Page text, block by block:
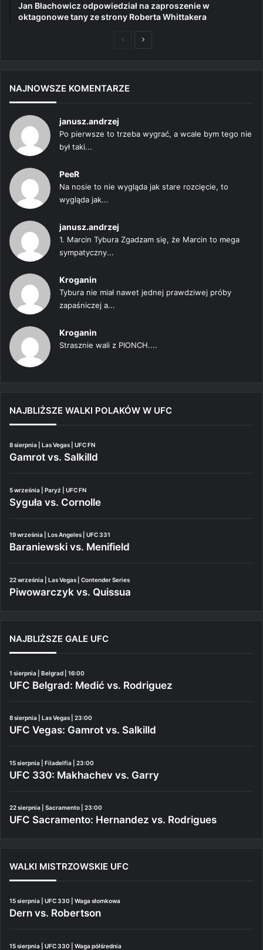
Jan Błachowicz odpowiedział na zaproszenie w
oktagonowe tany ze strony Roberta Whittakera
PoprzedniaNastępna
NAJNOWSZE KOMENTARZE
janusz.andrzej
Po pierwsze to trzeba wygrać, a wcale bym tego nie
był taki...
PeeR
Na nosie to nie wygląda jak stare rozcięcie, to
wygląda jak...
janusz.andrzej
1. Marcin Tybura Zgadzam się, że Marcin to mega
sympatyczny...
Kroganin
Tybura nie miał nawet jednej prawdziwej próby
zapaśniczej a...
Kroganin
Strasznie wali z PIONCH....
NAJBLIŻSZE WALKI POLAKÓW W UFC
8 sierpnia | Las Vegas | UFC FN
Gamrot vs. Salkilld
5 września | Paryż | UFC FN
Syguła vs. Cornolle
19 września | Los Angeles | UFC 331
Baraniewski vs. Menifield
22 września | Las Vegas | Contender Series
Piwowarczyk vs. Quissua
NAJBLIŻSZE GALE UFC
1 sierpnia | Belgrad | 16:00
UFC Belgrad: Medić vs. Rodriguez
8 sierpnia | Las Vegas | 23:00
UFC Vegas: Gamrot vs. Salkilld
15 sierpnia | Filadelfia | 23:00
UFC 330: Makhachev vs. Garry
22 sierpnia | Sacramento | 23:00
UFC Sacramento: Hernandez vs. Rodrigues
WALKI MISTRZOWSKIE UFC
15 sierpnia | UFC 330 | Waga słomkowa
Dern vs. Robertson
15 sierpnia | UFC 330 | Waga półśrednia